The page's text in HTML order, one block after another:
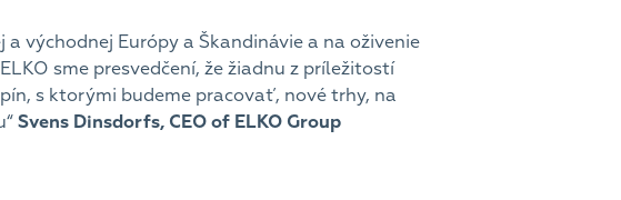
východnej Európy a Škandinávie a na oživenie
sme presvedčení, že žiadnu z príležitostí
s ktorými budeme pracovať, nové trhy, na
Svens Dinsdorfs, CEO of ELKO Group